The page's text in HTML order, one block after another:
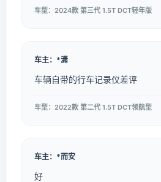
车型：2024款 第三代 1.5T DCT轻年版
车主：*潇
车辆自带的行车记录仪差评
车型：2022款 第二代 1.5T DCT领航型
车主：*而安
好